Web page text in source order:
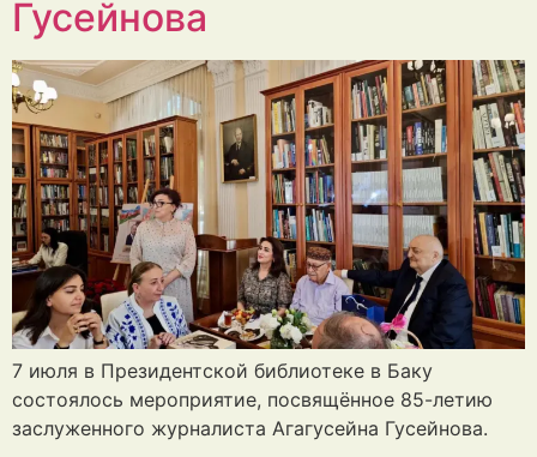
Гусейнова
7 июля в Президентской библиотеке в Баку
состоялось мероприятие, посвящённое 85-летию
заслуженного журналиста Агагусейна Гусейнова.